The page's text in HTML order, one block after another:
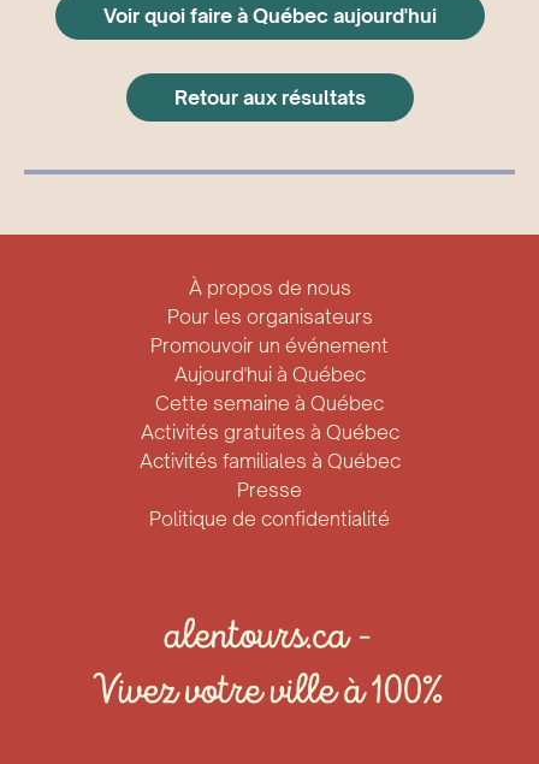
Voir quoi faire à Québec aujourd'hui
Retour aux résultats
À propos de nous
Pour les organisateurs
Promouvoir un événement
Aujourd'hui à Québec
Cette semaine à Québec
Activités gratuites à Québec
Activités familiales à Québec
Presse
Politique de confidentialité